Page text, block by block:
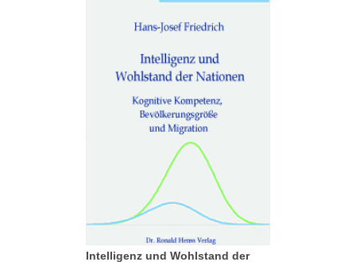
Intelligenz und Wohlstand der